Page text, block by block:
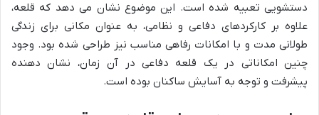
دستشویی تعبیه شده است. این موضوع نشان می دهد که قلعه،
علاوه بر کارکردهای دفاعی و نظامی، به عنوان مکانی برای زندگی
طولانی مدت و با امکانات رفاهی مناسب نیز طراحی شده بود. وجود
چنین امکاناتی در یک قلعه دفاعی در آن زمان، نشان دهنده
پیشرفت و توجه به آسایش ساکنان بوده است.